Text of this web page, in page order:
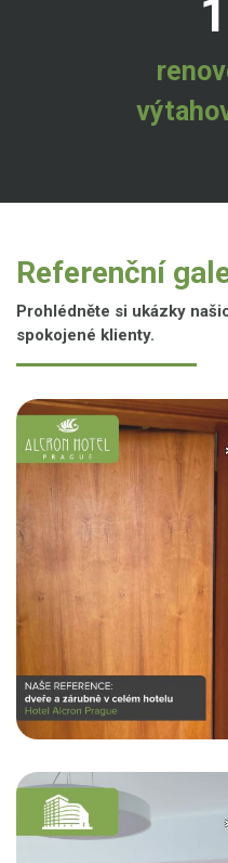
Referenční
Prohlédněte si ukázky
spokojené klienty.